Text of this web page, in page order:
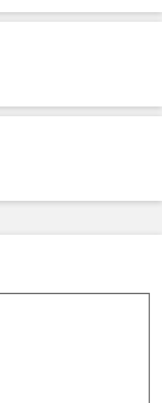
产